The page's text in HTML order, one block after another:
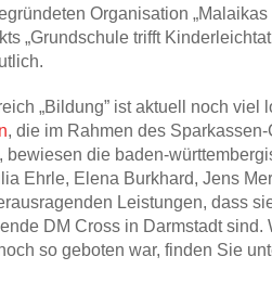
Organisation „
„Grundschule trifft
„Bildung” ist aktuell noch
, die im Rahmen des
bewiesen die baden-
Ehrle, Elena Burkhard, Jens
Leistungen, dass
DM Cross in Darmstadt sind.
so geboten war, finden Sie